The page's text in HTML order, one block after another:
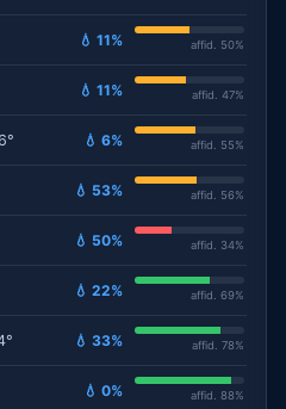
💧 11% affid. 50%
💧 11% affid. 47%
💧 6% affid. 55%
💧 53% affid. 56%
💧 50% affid. 34%
💧 22% affid. 69%
💧 33% affid. 78%
💧 0% affid. 88%